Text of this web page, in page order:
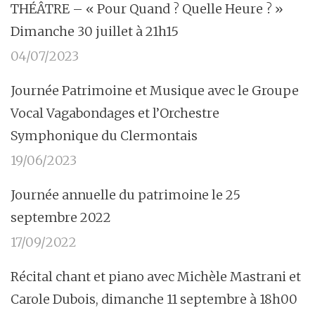
THÉÂTRE – « Pour Quand ? Quelle Heure ? »
Dimanche 30 juillet à 21h15
04/07/2023
Journée Patrimoine et Musique avec le Groupe
Vocal Vagabondages et l’Orchestre
Symphonique du Clermontais
19/06/2023
Journée annuelle du patrimoine le 25
septembre 2022
17/09/2022
Récital chant et piano avec Michèle Mastrani et
Carole Dubois, dimanche 11 septembre à 18h00